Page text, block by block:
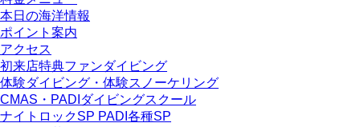
本日の海洋情報
ポイント案内
アクセス
初来店特典ファンダイビング
体験ダイビング・体験スノーケリング
CMAS・PADIダイビングスクール
ナイトロックSP PADI各種SP